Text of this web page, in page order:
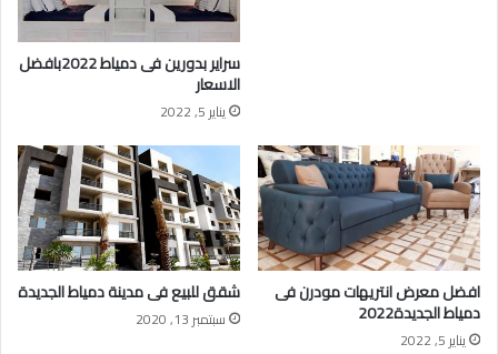
سراير بدورين فى دمياط 2022بافضل
الاسعار
يناير 5, 2022
افضل معرض انتريهات مودرن فى
دمياط الجديدة2022
يناير 5, 2022
شقق للبيع فى مدينة دمياط الجديدة
سبتمبر 13, 2020